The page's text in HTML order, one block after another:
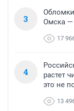
3
Омска —
17
4
растет
это не
13